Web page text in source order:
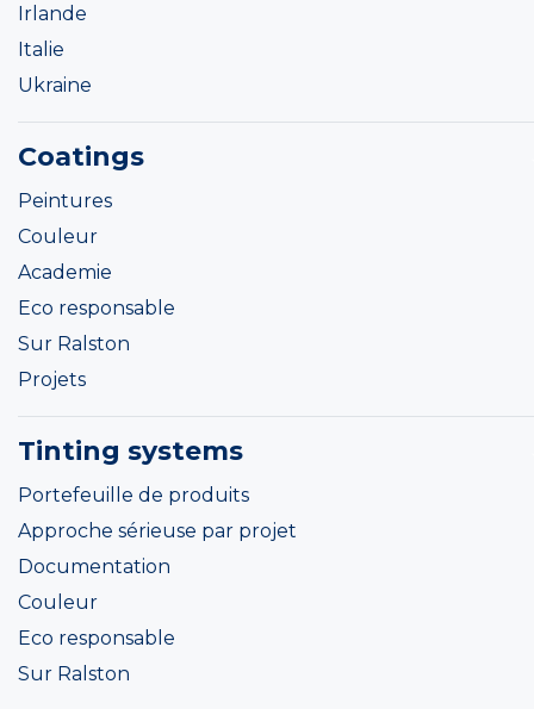
Irlande
Italie
Ukraine
Coatings
Peintures
Couleur
Academie
Eco responsable
Sur Ralston
Projets
Tinting systems
Portefeuille de produits
Approche sérieuse par projet
Documentation
Couleur
Eco responsable
Sur Ralston